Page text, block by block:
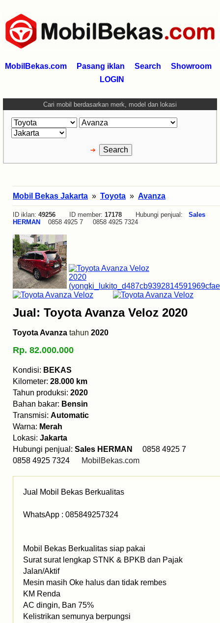
MobilBekas.com Pasang iklan Search
Showroom
LOGIN
Cari mobil berdasarkan merk, model dan lokasi
Mobil Bekas Jakarta » Toyota » Avanza
ID iklan: 49256 ID member: 17178 Hubungi penjual: Sales
HERMAN
0858 4925 7 0858 4925 7324
Jual: Toyota Avanza Veloz 2020
Toyota Avanza tahun 2020
Rp. 82.000.000
Kondisi: BEKAS
Kilometer: 28.000 km
Tahun produksi: 2020
Bahan bakar: Bensin
Transmisi: Automatic
Warna: Merah
Lokasi: Jakarta
Hubungi penjual: Sales HERMAN
0858 4925 7
0858 4925 7324
MobilBekas.com
Jual Mobil Bekas Berkualitas
WhatsApp : 085849257324
Mobil Bekas Berkualitas siap pakai
Surat surat lengkap STNK & BPKB dan Pajak
Jalan/Aktif
Mesin masih Oke halus dan tidak rembes
KM Renda
AC dingin, Ban 75%
Kelistrikan semunya berpungsi